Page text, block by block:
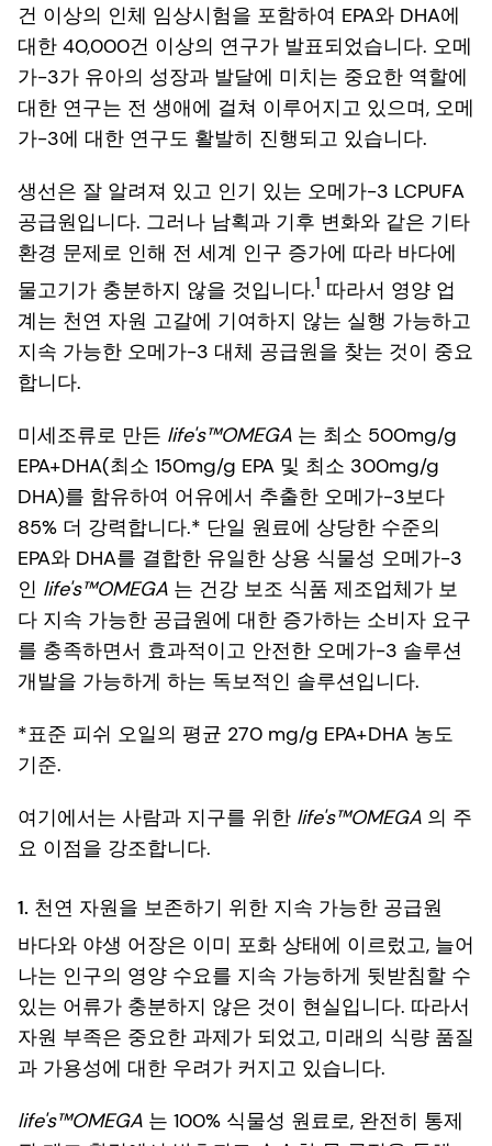
건 이상의 인체 임상시험을 포함하여 EPA와 DHA에
대한 40,000건 이상의 연구가 발표되었습니다. 오메
가-3가 유아의 성장과 발달에 미치는 중요한 역할에
대한 연구는 전 생애에 걸쳐 이루어지고 있으며, 오메
가-3에 대한 연구도 활발히 진행되고 있습니다.
생선은 잘 알려져 있고 인기 있는 오메가-3 LCPUFA
공급원입니다. 그러나 남획과 기후 변화와 같은 기타
환경 문제로 인해 전 세계 인구 증가에 따라 바다에
물고기가 충분하지 않을 것입니다.1 따라서 영양 업
계는 천연 자원 고갈에 기여하지 않는 실행 가능하고
지속 가능한 오메가-3 대체 공급원을 찾는 것이 중요
합니다.
미세조류로 만든 life's™OMEGA 는 최소 500mg/g
EPA+DHA(최소 150mg/g EPA 및 최소 300mg/g
DHA)를 함유하여 어유에서 추출한 오메가-3보다
85% 더 강력합니다.* 단일 원료에 상당한 수준의
EPA와 DHA를 결합한 유일한 상용 식물성 오메가-3
인 life's™OMEGA 는 건강 보조 식품 제조업체가 보
다 지속 가능한 공급원에 대한 증가하는 소비자 요구
를 충족하면서 효과적이고 안전한 오메가-3 솔루션
개발을 가능하게 하는 독보적인 솔루션입니다.
*표준 피쉬 오일의 평균 270 mg/g EPA+DHA 농도
기준.
여기에서는 사람과 지구를 위한 life's™OMEGA 의 주
요 이점을 강조합니다.
1. 천연 자원을 보존하기 위한 지속 가능한 공급원
바다와 야생 어장은 이미 포화 상태에 이르렀고, 늘어
나는 인구의 영양 수요를 지속 가능하게 뒷받침할 수
있는 어류가 충분하지 않은 것이 현실입니다. 따라서
자원 부족은 중요한 과제가 되었고, 미래의 식량 품질
과 가용성에 대한 우려가 커지고 있습니다.
life's™OMEGA 는 100% 식물성 원료로, 완전히 통제